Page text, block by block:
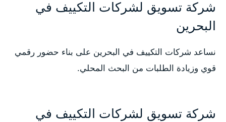
شركة تسويق لشركات التكييف في
البحرين
نساعد شركات التكييف في البحرين على بناء حضور رقمي
قوي وزيادة الطلبات من البحث المحلي.
شركة تسويق لشركات التكييف في